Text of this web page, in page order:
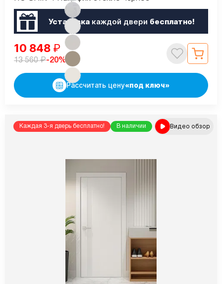
Установкакаждой двери бесплатно!
10 848 ₽
13 560₽-20%
Рассчитать цену«под ключ»
Каждая 3-я дверь бесплатно! В наличии Видео обзор